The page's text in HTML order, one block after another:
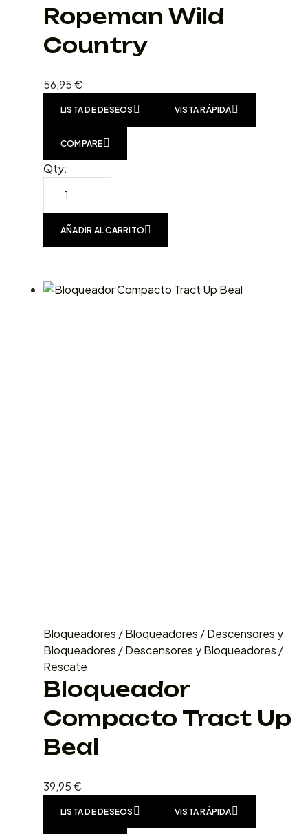
Ropeman Wild
Country
56,95€
LISTA DE DESEOS VISTA RÁPIDA
COMPARE
Qty:
AÑADIR AL CARRITO
Bloqueadores /Bloqueadores /Descensores y
Bloqueadores /Descensores y Bloqueadores /
Rescate
Bloqueador
Compacto Tract Up
Beal
39,95€
LISTA DE DESEOS VISTA RÁPIDA